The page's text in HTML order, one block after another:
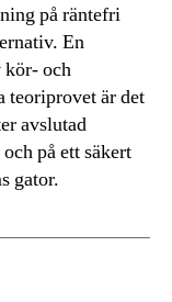
på räntefri
En
och
teoriprovet är det
avslutad
på ett säkert
gator.